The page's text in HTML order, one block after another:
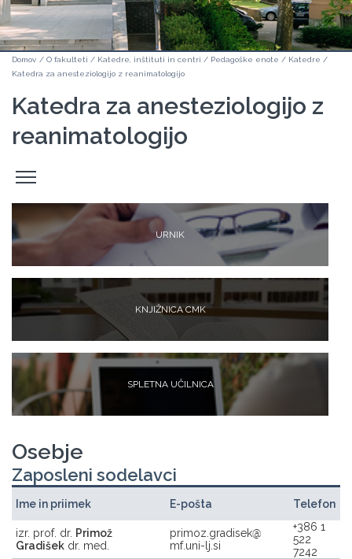
Domov / O fakulteti / Katedre, inštituti in centri / Pedagoške enote / Katedre /
Katedra za anesteziologijo z reanimatologijo
Katedra za anesteziologijo z
reanimatologijo
Odpri
stranski
URNIK
KNJIŽNICA CMK
SPLETNA UČILNICA
Osebje
Zaposleni sodelavci
Ime in priimek E-pošta Telefon
izr. prof. dr. Primož
Gradišek dr. med.
primoz.gradisek
mf.uni-lj.si
+386 1
522
7242